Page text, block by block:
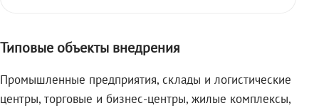
Типовые объекты внедрения
Промышленные предприятия, склады и логистические
центры, торговые и бизнес-центры, жилые комплексы,